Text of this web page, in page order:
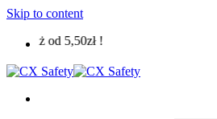
Skip to content
już od 5,50zł !